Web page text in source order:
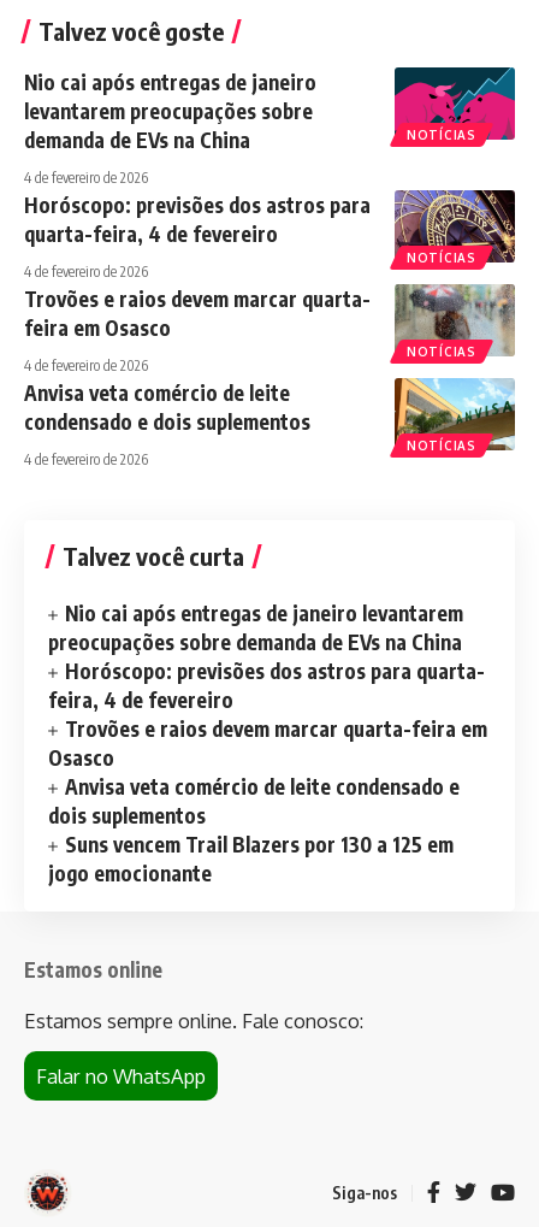
Talvez você goste
NOTÍCIAS
Nio cai após entregas de janeiro
levantarem preocupações sobre
demanda de EVs na China
4 de fevereiro de 2026
NOTÍCIAS
Horóscopo: previsões dos astros para
quarta-feira, 4 de fevereiro
4 de fevereiro de 2026
NOTÍCIAS
Trovões e raios devem marcar quarta-
feira em Osasco
4 de fevereiro de 2026
NOTÍCIAS
Anvisa veta comércio de leite
condensado e dois suplementos
4 de fevereiro de 2026
Talvez você curta
Nio cai após entregas de janeiro levantarem
preocupações sobre demanda de EVs na China
Horóscopo: previsões dos astros para quarta-
feira, 4 de fevereiro
Trovões e raios devem marcar quarta-feira em
Osasco
Anvisa veta comércio de leite condensado e
dois suplementos
Suns vencem Trail Blazers por 130 a 125 em
jogo emocionante
Estamos online
Estamos sempre online. Fale conosco:
Falar no WhatsApp
Siga-nos